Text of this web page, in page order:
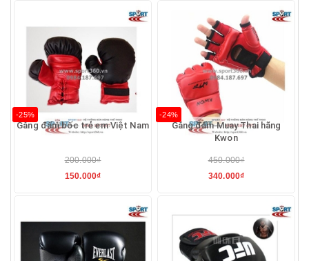
-25%
Găng đấm bốc trẻ em Việt Nam
200.000₫
150.000₫
-24%
Găng đấm Muay Thai hãng
Kwon
450.000₫
340.000₫